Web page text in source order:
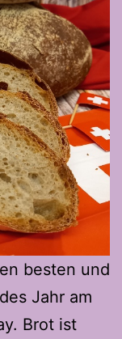
besten und
Jahr am
Brot ist